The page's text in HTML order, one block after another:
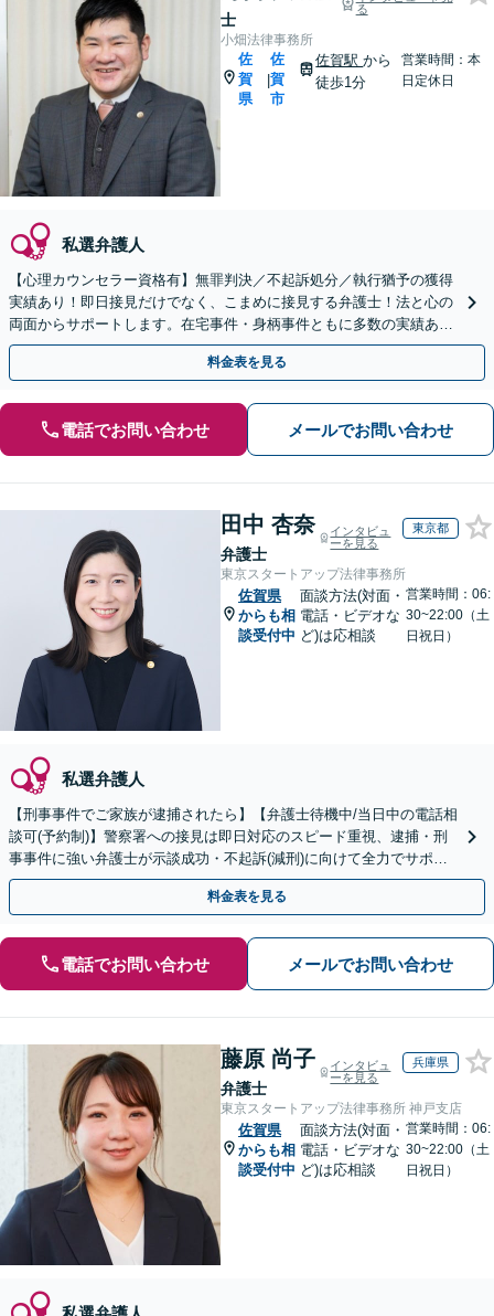
士
る
小畑法律事務所
佐
賀
県
|
佐
賀
市
佐賀駅から
徒歩1分
営業時間：本
日定休日
私選弁護人
【心理カウンセラー資格有】無罪判決／不起訴処分／執行猶予の獲得
実績あり！即日接見だけでなく、こまめに接見する弁護士！法と心の
両面からサポートします。在宅事件・身柄事件ともに多数の実績あり
【初回相談無料】【佐賀駅1分】
料金表を見る
電話でお問い合わせ メールでお問い合わせ
田中 杏奈
弁護士
インタビュ
ーを見る
東京都
東京スタートアップ法律事務所
佐賀県
からも相
談受付中
面談方法(対面・
電話・ビデオな
ど)は応相談
営業時間：06:
30~22:00（土
日祝日）
私選弁護人
【刑事事件でご家族が逮捕されたら】【弁護士待機中/当日中の電話相
談可(予約制)】警察署への接見は即日対応のスピード重視、逮捕・刑
事事件に強い弁護士が示談成功・不起訴(減刑)に向けて全力でサポー
トします。【加害者側の相談専門】
料金表を見る
電話でお問い合わせ メールでお問い合わせ
藤原 尚子
弁護士
インタビュ
ーを見る
兵庫県
東京スタートアップ法律事務所 神戸支店
佐賀県
からも相
談受付中
面談方法(対面・
電話・ビデオな
ど)は応相談
営業時間：06:
30~22:00（土
日祝日）